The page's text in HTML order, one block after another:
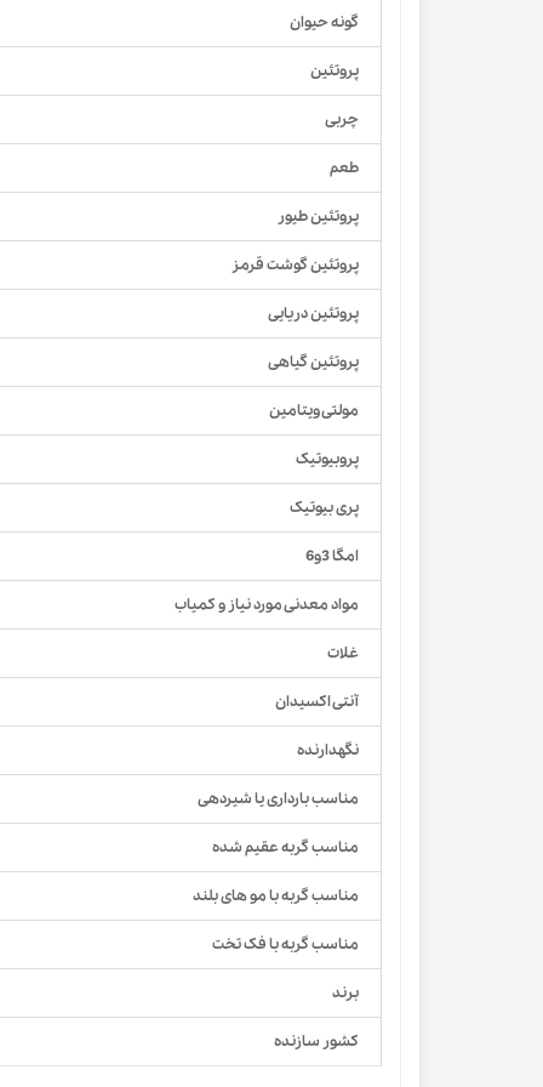
گونه حیوان
پروتئین
چربی
طعم
پروتئین طیور
پروتئین گوشت قرمز
پروتئین دریایی
پروتئین گیاهی
مولتی ویتامین
پروبیوتیک
پری بیوتیک
امگا 3و6
مواد معدنی مورد نیاز و کمیاب
غلات
آنتی اکسیدان
نگهدارنده
مناسب بارداری یا شیردهی
مناسب گربه عقیم شده
مناسب گربه با مو های بلند
مناسب گربه با فک تخت
برند
کشور سازنده